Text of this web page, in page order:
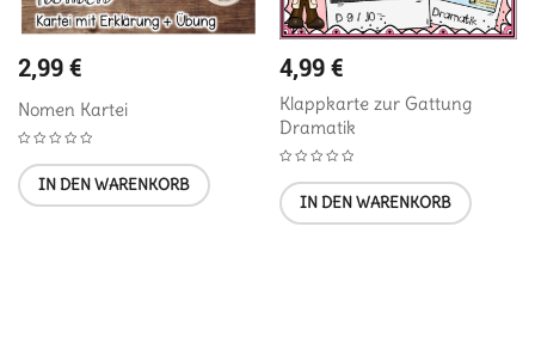
2,99€
Nomen Kartei
IN DEN WARENKORB
4,99€
Klappkarte zur Gattung
Dramatik
IN DEN WARENKORB